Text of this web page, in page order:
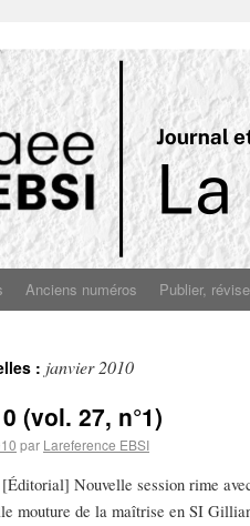
Anciens numéros Publier,
: janvier 2010
(vol. 27, n°1)
par Lareference EBSI
Nouvelle session rime
mouture de la maîtrise en SI